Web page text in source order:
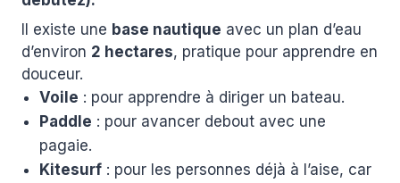
Il existe une base nautique avec un plan d’eau
d’environ 2 hectares, pratique pour apprendre en
douceur.
Voile : pour apprendre à diriger un bateau.
Paddle : pour avancer debout avec une
pagaie.
Kitesurf : pour les personnes déjà à l’aise, car